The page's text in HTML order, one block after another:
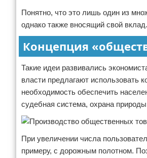
Понятно, что это лишь один из
однако также вносящий свой вклад.
Концепция
Такие идеи развивались
власти предлагают использовать
необходимость обеспечить
судебная система, охрана
При увеличении числа
примеру, с дорожным полотном.